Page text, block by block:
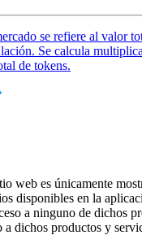
se refiere al valor
Se calcula
de tokens.
web es únicamente
disponibles en la
a ninguno de dichos
a dichos productos y